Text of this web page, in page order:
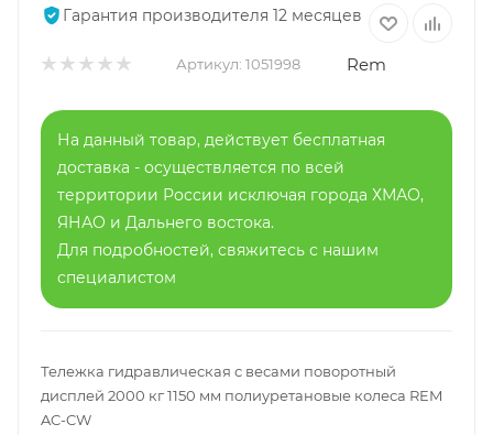
Гарантия производителя 12 месяцев
Артикул: 1051998 Rem
На данный товар, действует бесплатная
доставка - осуществляется по всей
территории России исключая города ХМАО,
ЯНАО и Дальнего востока.
Для подробностей, свяжитесь с нашим
специалистом
Тележка гидравлическая с весами поворотный
дисплей 2000 кг 1150 мм полиуретановые колеса REM
AC-CW